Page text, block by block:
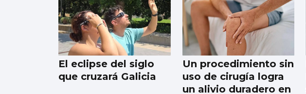
El eclipse del siglo
que cruzará Galicia
Un procedimiento sin
uso de cirugía logra
un alivio duradero en